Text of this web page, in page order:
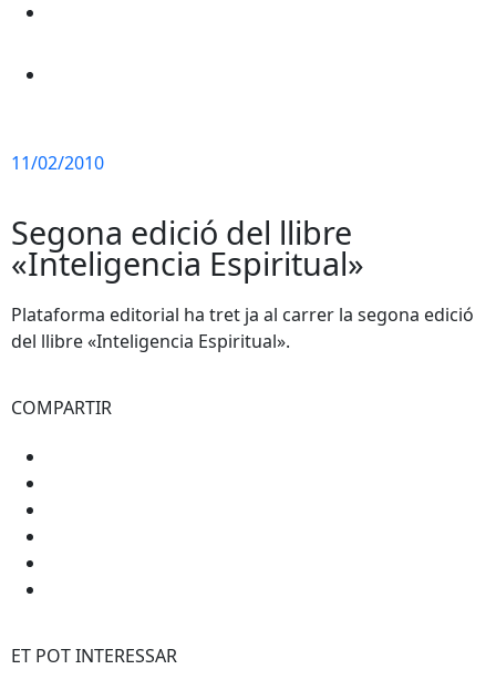
11/02/2010
Segona edició del llibre
«Inteligencia Espiritual»
Plataforma editorial ha tret ja al carrer la segona edició
del llibre «Inteligencia Espiritual».
COMPARTIR
ET POT INTERESSAR